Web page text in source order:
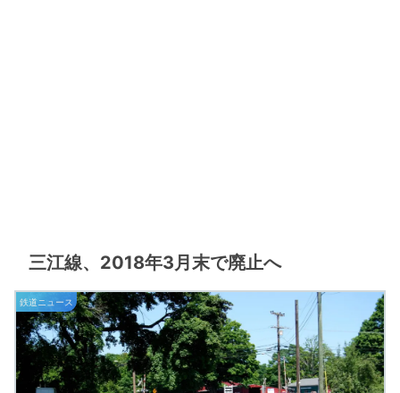
三江線、2018年3月末で廃止へ
鉄道ニュース